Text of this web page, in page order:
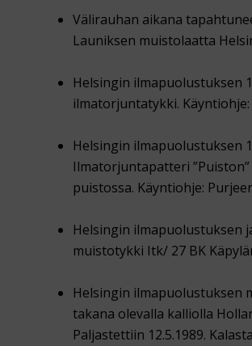
Välirauhan aikana
Launiksen muistolaatta
Helsingin ilmapuolustuksen
ilmatorjuntatykki.
Helsingin ilmapuolustuksen
Ilmatorjuntapatteri
puistossa. Käyntiohje:
Helsingin ilmapuolustuksen
muistotykki Itk/ 27 BK
Helsingin ilmapuolustuksen
takana olevalla kalliolla
Paljastettiin 12.5.1989.